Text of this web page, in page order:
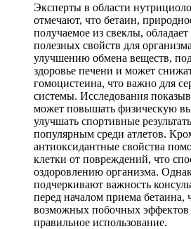
Эксперты в области
отмечают, что бетаин,
получаемое из свеклы,
полезных свойств для
улучшению обмена веществ,
здоровье печени и может
гомоцистеина, что важно для
системы. Исследования
может повышать физическую
улучшать спортивные
популярным среди атлетов.
антиоксидантные свойства
клетки от повреждений, что
оздоровлению организма.
подчеркивают важность
перед началом приема бетаина,
возможных побочных эффектов
правильное использование.